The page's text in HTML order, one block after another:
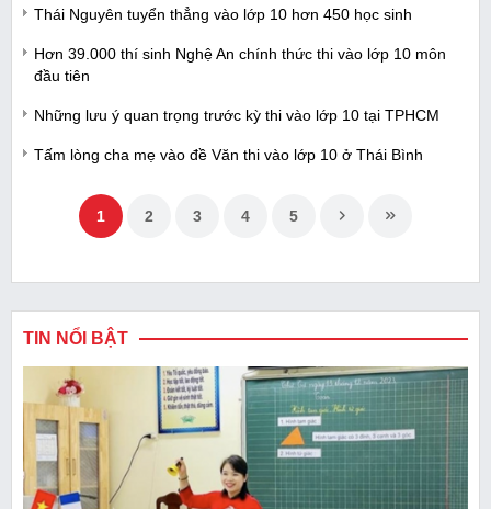
Thái Nguyên tuyển thẳng vào lớp 10 hơn 450 học sinh
Hơn 39.000 thí sinh Nghệ An chính thức thi vào lớp 10 môn
đầu tiên
Những lưu ý quan trọng trước kỳ thi vào lớp 10 tại TPHCM
Tấm lòng cha mẹ vào đề Văn thi vào lớp 10 ở Thái Bình
1 2 3 4 5
TIN NỔI BẬT